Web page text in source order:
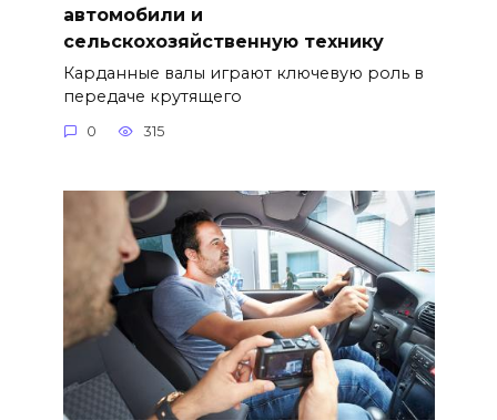
автомобили и
сельскохозяйственную технику
Карданные валы играют ключевую роль в
передаче крутящего
0 315